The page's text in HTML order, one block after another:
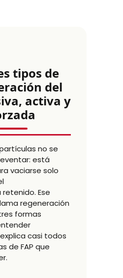
tipos de
del
activa y
no se
está
vaciarse solo
Ese
regeneración
formas
casi todos
de FAP que